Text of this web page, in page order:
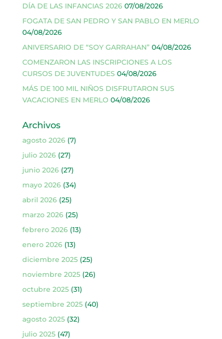
DÍA DE LAS INFANCIAS 2026 07/08/2026
FOGATA DE SAN PEDRO Y SAN PABLO EN MERLO
04/08/2026
ANIVERSARIO DE “SOY GARRAHAN” 04/08/2026
COMENZARON LAS INSCRIPCIONES A LOS
CURSOS DE JUVENTUDES 04/08/2026
MÁS DE 100 MIL NIÑOS DISFRUTARON SUS
VACACIONES EN MERLO 04/08/2026
Archivos
agosto 2026(7)
julio 2026(27)
junio 2026(27)
mayo 2026(34)
abril 2026(25)
marzo 2026(25)
febrero 2026(13)
enero 2026(13)
diciembre 2025(25)
noviembre 2025(26)
octubre 2025(31)
septiembre 2025(40)
agosto 2025(32)
julio 2025(47)